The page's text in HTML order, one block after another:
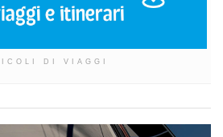
DI VIAGGI